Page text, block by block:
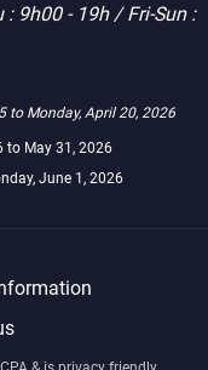
9h00 - 19h / Fri-Sun :
to Monday, April 20, 2026
to May 31, 2026
June 1, 2026